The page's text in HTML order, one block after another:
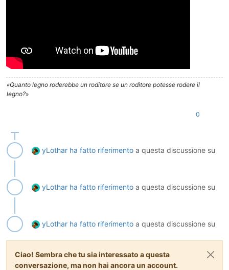
«Quanto legno roderebbe un roditore se un roditore potesse rodere il
legno?»
0
yLothar ha fatto riferimento a questa discussione su
yLothar ha fatto riferimento a questa discussione su
yLothar ha fatto riferimento a questa discussione su
Ciao! Sembra che tu sia interessato a questa
conversazione, ma non hai ancora un account.